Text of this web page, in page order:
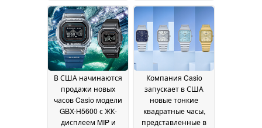
20 June 2026
комплекте с
бесплатным
камуфляжным
чехлом 19 June 2026
В США начинаются
продажи новых
часов Casio модели
GBX-H5600 с ЖК-
дисплеем MIP и
Компания Casio
запускает в США
новые тонкие
квадратные часы,
представленные в